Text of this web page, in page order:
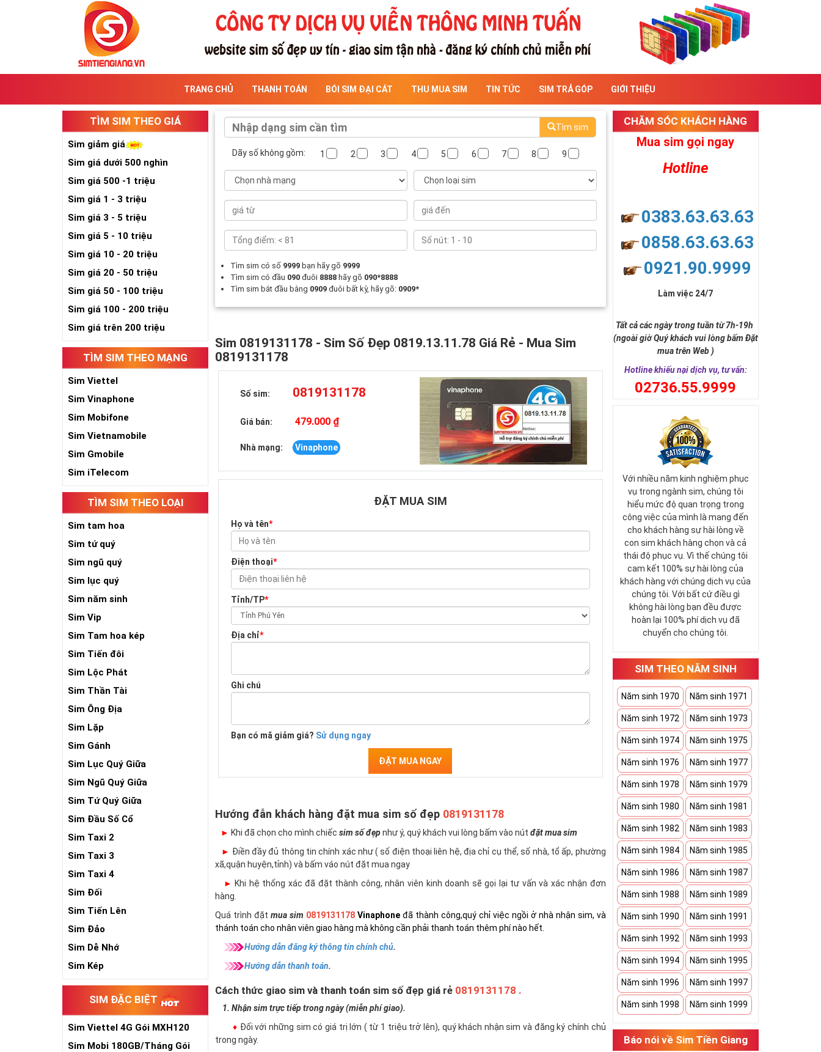
TRANG CHỦ THANH TOÁN BÓI SIM ĐẠI CÁT THU MUA SIM TIN TỨC SIM TRẢ GÓP GIỚI THIỆU
TÌM SIM THEO GIÁ
Sim giảm giá
Sim giá dưới 500 nghìn
Sim giá 500 -1 triệu
Sim giá 1 - 3 triệu
Sim giá 3 - 5 triệu
Sim giá 5 - 10 triệu
Sim giá 10 - 20 triệu
Sim giá 20 - 50 triệu
Sim giá 50 - 100 triệu
Sim giá 100 - 200 triệu
Sim giá trên 200 triệu
TÌM SIM THEO MẠNG
Sim Viettel
Sim Vinaphone
Sim Mobifone
Sim Vietnamobile
Sim Gmobile
Sim iTelecom
TÌM SIM THEO LOẠI
Sim tam hoa
Sim tứ quý
Sim ngũ quý
Sim lục quý
Sim năm sinh
Sim Vip
Sim Tam hoa kép
Sim Tiến đôi
Sim Lộc Phát
Sim Thần Tài
Sim Ông Địa
Sim Lặp
Sim Gánh
Sim Lục Quý Giữa
Sim Ngũ Quý Giữa
Sim Tứ Quý Giữa
Sim Đầu Số Cổ
Sim Taxi 2
Sim Taxi 3
Sim Taxi 4
Sim Đối
Sim Tiến Lên
Sim Đảo
Sim Dễ Nhớ
Sim Kép
SIM ĐẶC BIỆT
Sim Viettel 4G Gói MXH120
Siêu Rẻ
Sim Mobi 180GB/Tháng Gói
Tìm sim
Dãy số không gồm: 1 2 3 4 5 6 7 8 9
Tìm sim có số 9999 bạn hãy gõ 9999
Tìm sim có đầu 090đuôi 8888 hãy gõ 090*8888
Tìm sim bắt đầu bằng 0909 đuôi bất kỳ, hãy gõ: 0909*
Sim 0819131178 - Sim Số Đẹp 0819.13.11.78 Giá Rẻ - Mua Sim
0819131178
Số sim: 0819131178
Giá bán: 479.000 ₫
Nhà mạng: Vinaphone
ĐẶT MUA SIM
Họ và tên*
Điện thoại*
Tỉnh/TP*
Địa chỉ*
Ghi chú
Bạn có mã giảm giá? Sử dụng ngay
ĐẶT MUA NGAY
Hướng đẫn khách hàng đặt mua sim số đẹp 0819131178
► Khi đã chọn cho mình chiếcsim số đẹpnhư ý, quý khách vui lòng bấm vào nútđặt mua sim
► Điền đầy đủ thông tin chính xác như ( số điện thoại liên hệ, địa chỉ cụ thể, số nhà, tổ ấp, phường
xã,quận huyện,tỉnh) và bấm váo nút đặt mua ngay
► Khi hệ thống xác đã đặt thành công, nhân viên kinh doanh sẽ gọi lại tư vấn và xác nhận đơn
hàng.
Quá trình đặtmua sim 0819131178Vinaphoneđã thành công,quý chỉ việc ngồi ở nhà nhận sim, và
thánh toán cho nhân viên giao hàng mà không cần phải thanh toán thêm phí nào hết.
Hướng dẫn đăng ký thông tin chính chủ.
Hướng dẫn thanh toán.
Cách thức giao sim và thanh toán sim số đẹp giá rẻ 0819131178 .
1. Nhận sim trực tiếp trong ngày (miễn phí giao).
♦ Đối với những sim có giá trị lớn ( từ 1 triệu trở lên), quý khách nhận sim và đăng ký chính chủ
trong ngày.
CHĂM SÓC KHÁCH HÀNG
Mua sim gọi ngay
Hotline
0383.63.63.63
0858.63.63.63
0921.90.9999
Làm việc 24/7
Tất cả các ngày trong tuần từ 7h-19h
(ngoài giờ Quý khách vui lòng bấm Đặt
mua trên Web )
Hotline khiếu nại dịch vụ, tư vấn:
02736.55.9999
Với nhiều năm kinh nghiệm phục
vụ trong ngành sim, chúng tôi
hiểu mức độ quan trọng trong
công việc của mình là mang đến
cho khách hàng sự hài lòng về
con sim khách hàng chọn và cả
thái độ phục vụ. Vì thế chúng tôi
cam kết 100% sự hài lòng của
khách hàng với chúng dịch vụ của
chúng tôi. Với bất cứ điều gì
không hài lòng bạn đều được
hoàn lại 100% phí dịch vụ đã
chuyển cho chúng tôi.
SIM THEO NĂM SINH
Năm sinh 1970 Năm sinh 1971
Năm sinh 1972 Năm sinh 1973
Năm sinh 1974 Năm sinh 1975
Năm sinh 1976 Năm sinh 1977
Năm sinh 1978 Năm sinh 1979
Năm sinh 1980 Năm sinh 1981
Năm sinh 1982 Năm sinh 1983
Năm sinh 1984 Năm sinh 1985
Năm sinh 1986 Năm sinh 1987
Năm sinh 1988 Năm sinh 1989
Năm sinh 1990 Năm sinh 1991
Năm sinh 1992 Năm sinh 1993
Năm sinh 1994 Năm sinh 1995
Năm sinh 1996 Năm sinh 1997
Năm sinh 1998 Năm sinh 1999
Báo nói về Sim Tiền Giang